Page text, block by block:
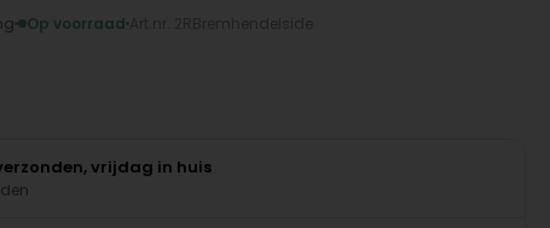
Op voorraad
vrijdag in huis